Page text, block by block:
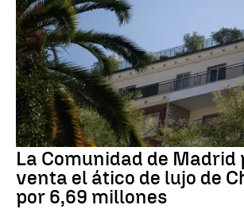
La Comunidad de Madrid
venta el ático de lujo de
por 6,69 millones